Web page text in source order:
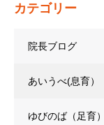
カテゴリー
院長ブログ
あいうべ(息育）
ゆびのば（足育）